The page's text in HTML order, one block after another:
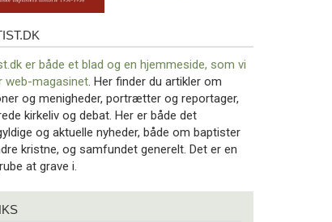
er både et blad og en hjemmeside, som vi
web-magasinet . Her finder du artikler om
og menigheder, portrætter og reportager,
kirkeliv og debat. Her er både det
og aktuelle nyheder, både om baptister
kristne, og samfundet generelt. Det er en
at grave i.